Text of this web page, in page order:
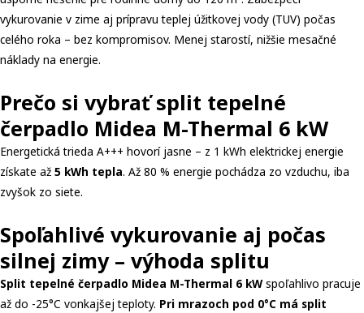
vykurovanie v zime aj prípravu teplej úžitkovej vody (TUV) počas
celého roka – bez kompromisov. Menej starostí, nižšie mesačné
náklady na energie.
Prečo si vybrať split tepelné
čerpadlo Midea M-Thermal 6 kW
Energetická trieda A+++ hovorí jasne – z 1 kWh elektrickej energie
získate až 5 kWh tepla. Až 80 % energie pochádza zo vzduchu, iba
zvyšok zo siete.
Spoľahlivé vykurovanie aj počas
silnej zimy – výhoda splitu
Split tepelné čerpadlo Midea M-Thermal 6 kWspoľahlivo pracuje
až do -25°C vonkajšej teploty. Pri mrazoch pod 0°C má split